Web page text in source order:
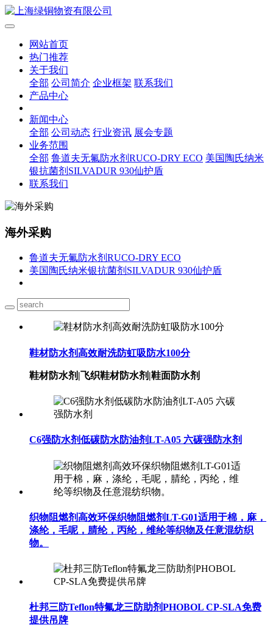
网站首页
热门推荐
关于我们
全部 公司简介 企业框架 联系我们
产品中心
新闻中心
全部 公司动态 行业资讯 展会专题
业务范围
全部 鲁道夫无氟防水剂RUCO-DRY ECO 美国陶氏纳米
银抗菌剂SILVADUR 930仙护盾
联系我们
海外采购
鲁道夫无氟防水剂RUCO-DRY ECO
美国陶氏纳米银抗菌剂SILVADUR 930仙护盾
鞋材防水剂高效耐洗防虹吸防水100分
鞋材防水剂|飞织鞋材防水剂|鞋面防水剂
C6强防水剂低碳防水防油剂LT-A05 六碳强防水剂
织物阻燃剂高效环保织物阻燃剂LT-G01适用于棉，麻，
涤纶，毛呢，腈纶，丙纶，维纶等织物及任意混纺织
物。
杜邦三防Teflon特氟龙三防助剂PHOBOL CP-SLA免费
提供吊牌